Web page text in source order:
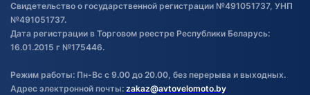
Свидетельство о государственной регистрации №491051737, УНП
№491051737.
Дата регистрации в Торговом реестре Республики Беларусь:
16.01.2015 г №175446.
Режим работы: Пн-Вс с 9.00 до 20.00, без перерыва и выходных.
Адрес электронной почты: zakaz@avtovelomoto.by